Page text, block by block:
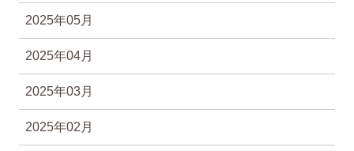
2025年05月
2025年04月
2025年03月
2025年02月